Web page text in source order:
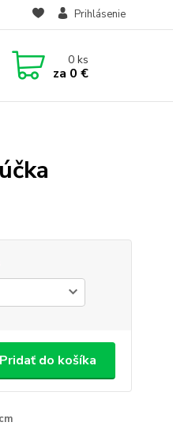
Prihlásenie
0ks
za 0 €
Pridať do košíka